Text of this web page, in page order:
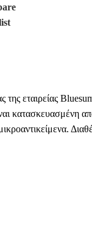
της εταιρείας
κατασκευασμένη